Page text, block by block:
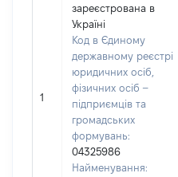
1
зареєстрована в
Україні
Код в Єдиному
державному реєстрі
юридичних осіб,
фізичних осіб –
підприємців та
громадських
формувань:
04325986
Найменування: